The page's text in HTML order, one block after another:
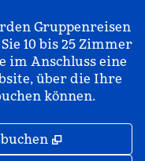
Gruppenreisen
10 bis 25 Zimmer
im Anschluss eine
über die Ihre
können.
,